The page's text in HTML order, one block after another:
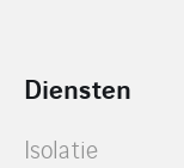
Diensten
Isolatie